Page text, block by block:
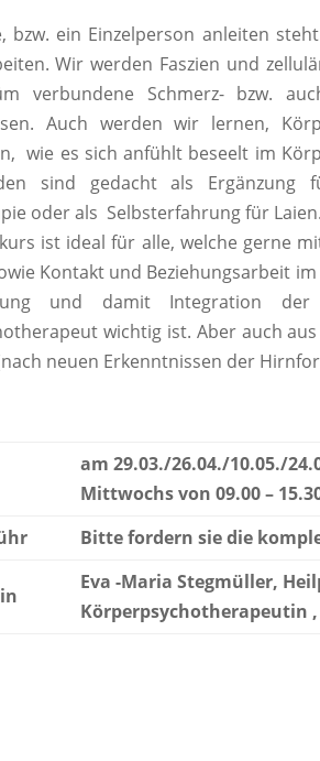
bzw. ein Einzelperson anleiten
Wir werden Faszien und
verbundene Schmerz- bzw.
Auch werden wir lernen,
wie es sich anfühlt beseelt im
sind gedacht als
oder als Selbsterfahrung für Laien.
ist ideal für alle, welche gerne
Kontakt und Beziehungsarbeit
und damit Integration
wichtig ist. Aber auch
neuen Erkenntnissen der
am 29.03./26.04./10.05./
Mittwochs von 09.00 –
Bitte fordern sie die
Eva -Maria Stegmüller,
Körperpsychotherapeutin